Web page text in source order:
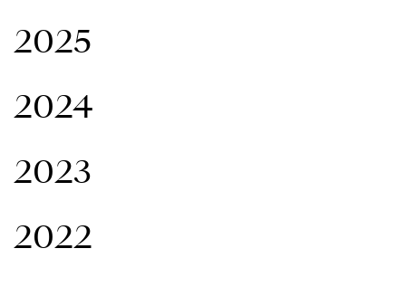
2025
2024
2023
2022